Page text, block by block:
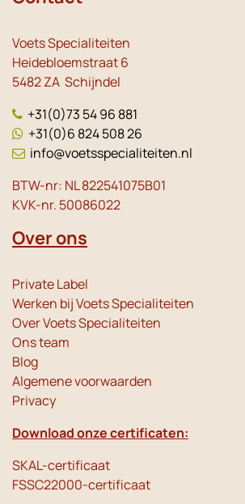
Voets Specialiteiten
Heidebloemstraat 6
5482 ZA Schijndel
+31(0)73 54 96 881
+31(0)6 824 508 26
info@voetsspecialiteiten.nl
BTW-nr: NL 822541075B01
KVK-nr. 50086022
Over ons
Private Label
Werken bij Voets Specialiteiten
Over Voets Specialiteiten
Ons team
Blog
Algemene voorwaarden
Privacy
Download onze certificaten:
SKAL-certificaat
FSSC22000-certificaat